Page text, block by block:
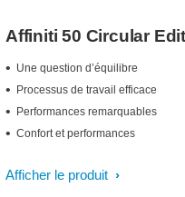
Affiniti 50 Circular
Une question d’équilibre
Processus de travail efficace
Performances remarquables
Confort et performances
Afficher le produit